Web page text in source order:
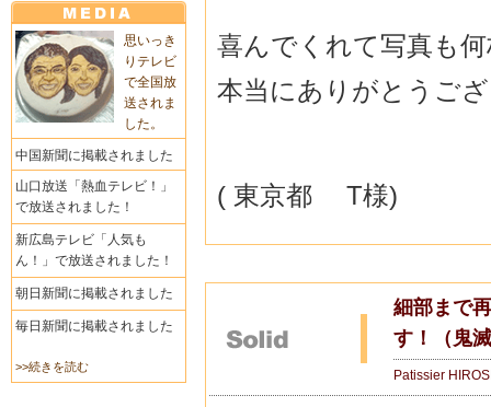
思いっき
りテレビ
で全国放
送されま
した。
中国新聞に掲載されました
山口放送「熱血テレビ！」
で放送されました！
新広島テレビ「人気も
ん！」で放送されました！
朝日新聞に掲載されました
毎日新聞に掲載されました
>>続きを読む
喜んでくれて写真も
本当にありがとうご
( 東京都 T様)
細部まで
す！（鬼
Patissier